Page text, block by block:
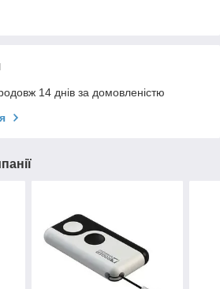
14 днів за домовленістю